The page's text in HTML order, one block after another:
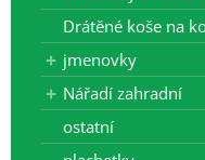
Drátěné koše na
jmenovky
Nářadí zahradní
ostatní